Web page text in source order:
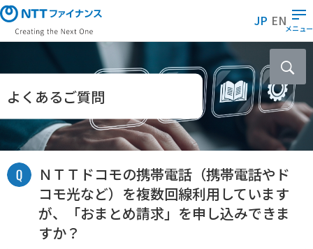
メ
イ
ン
ン
ン
ツ
キ
JP ENメニュー
よくあるご質問
ＮＴＴドコモの携帯電話（携帯電話やド
コモ光など）を複数回線利用しています
が、「おまとめ請求」を申し込みできま
すか？